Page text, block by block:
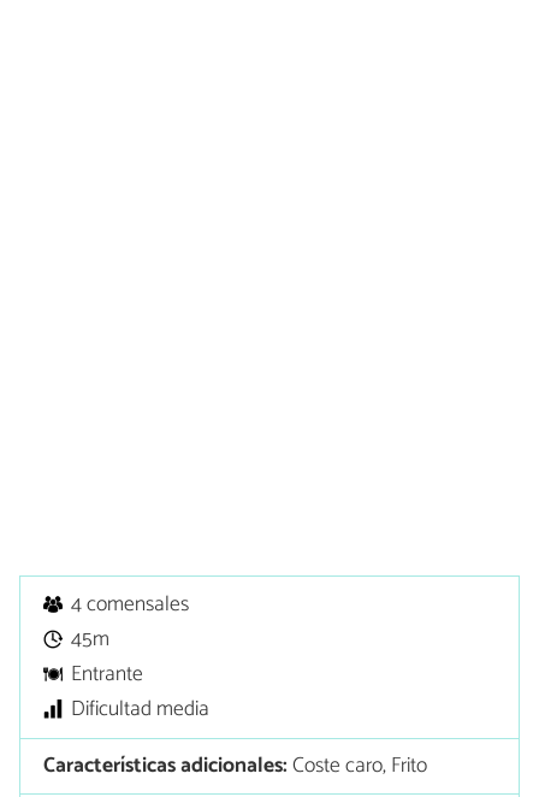
4 comensales
45m
Entrante
Dificultad media
Características adicionales:Coste caro, Frito